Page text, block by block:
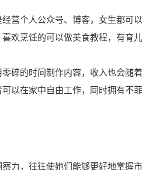
营个人公众号、博客，女生都可
欢烹饪的可以做美食教程，有育
碎的时间制作内容，收入也会随
以在家中自由工作，同时拥有不
力，往往使她们能够更好地掌握